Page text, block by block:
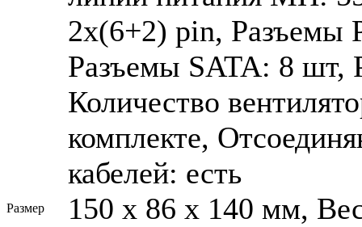
2х(6+2) pin, Разъемы
Разъемы SATA: 8 шт,
Количество
комплекте,
кабелей: есть
Размер 150 х 86 х 140 мм,